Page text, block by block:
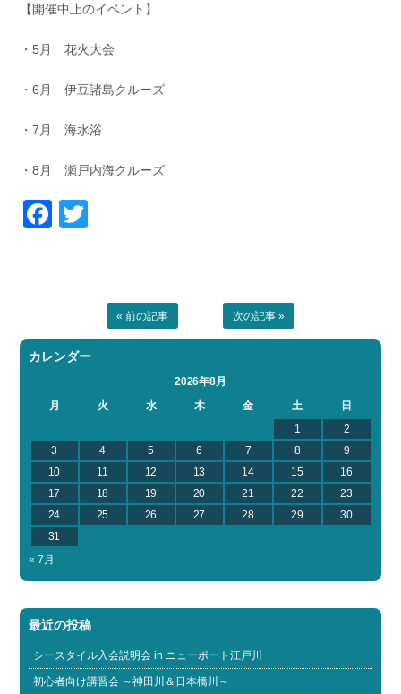
【開催中止のイベント】
・5月 花火大会
・6月 伊豆諸島クルーズ
・7月 海水浴
・8月 瀬戸内海クルーズ
Facebook
« 前の記事 次の記事 »
カレンダー
2026年8月
月
火 水 木 金 土
日
1
2
3
4 5 6 7 8
9
10
11 12 13 14 15
16
17
18 19 20 21 22
23
24
25 26 27 28 29
30
31
« 7月
最近の投稿
シースタイル入会説明会 in ニューポート江戸川
初心者向け講習会 ～神田川＆日本橋川～